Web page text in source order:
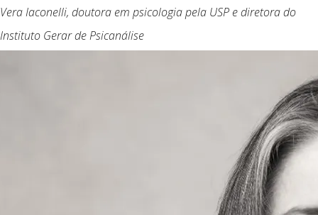
Vera Iaconelli, doutora em psicologia pela USP e diretora do
Instituto Gerar de Psicanálise